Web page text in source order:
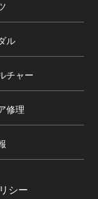
ル
チャー
修理
シー